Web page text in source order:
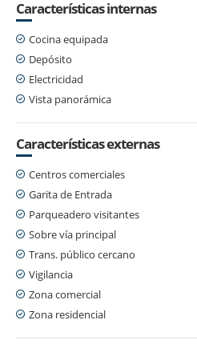
Características internas
Cocina equipada
Depósito
Electricidad
Vista panorámica
Características externas
Centros comerciales
Garita de Entrada
Parqueadero visitantes
Sobre vía principal
Trans. público cercano
Vigilancia
Zona comercial
Zona residencial